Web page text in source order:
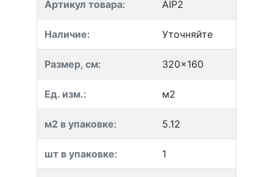
Артикул товара: AIP2
Наличие: Уточняйте
Размер, см: 320x160
Ед. изм.: м2
м2 в упаковке: 5.12
шт в упаковке: 1